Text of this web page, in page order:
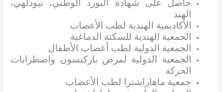
حاصل على شهادة البورد الوطني، نيودلهي،
الهند
الأكاديمية الهندية لطب الأعصاب
الجمعية الهندية للسكتة الدماغية
الجمعية الدولية لطب أعصاب الأطفال
الجمعية الدولية لمرض باركنسون واضطرابات
الحركة
جمعية ماهاراشترا لطب الأعصاب